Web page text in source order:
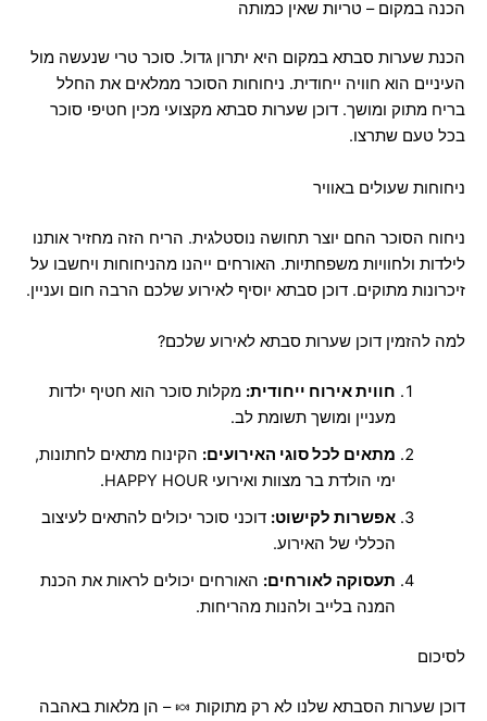
הכנה במקום – טריות שאין כמותה
הכנת שערות סבתא במקום היא יתרון גדול. סוכר טרי שנעשה מול
העיניים הוא חוויה ייחודית. ניחוחות הסוכר ממלאים את החלל
בריח מתוק ומושך. דוכן שערות סבתא מקצועי מכין חטיפי סוכר
בכל טעם שתרצו.
ניחוחות שעולים באוויר
ניחוח הסוכר החם יוצר תחושה נוסטלגית. הריח הזה מחזיר אותנו
לילדות ולחוויות משפחתיות. האורחים ייהנו מהניחוחות ויחשבו על
זיכרונות מתוקים. דוכן סבתא יוסיף לאירוע שלכם הרבה חום ועניין.
למה להזמין דוכן שערות סבתא לאירוע שלכם?
חווית אירוח ייחודית: מקלות סוכר הוא חטיף ילדות
מעניין ומושך תשומת לב.
מתאים לכל סוגי האירועים: הקינוח מתאים לחתונות,
ימי הולדת בר מצוות ואירועי HAPPY HOUR.
אפשרות לקישוט: דוכני סוכר יכולים להתאים לעיצוב
הכללי של האירוע.
תעסוקה לאורחים: האורחים יכולים לראות את הכנת
המנה בלייב ולהנות מהריחות.
לסיכום
דוכן שערות הסבתא שלנו לא רק מתוקות 🍬 – הן מלאות באהבה